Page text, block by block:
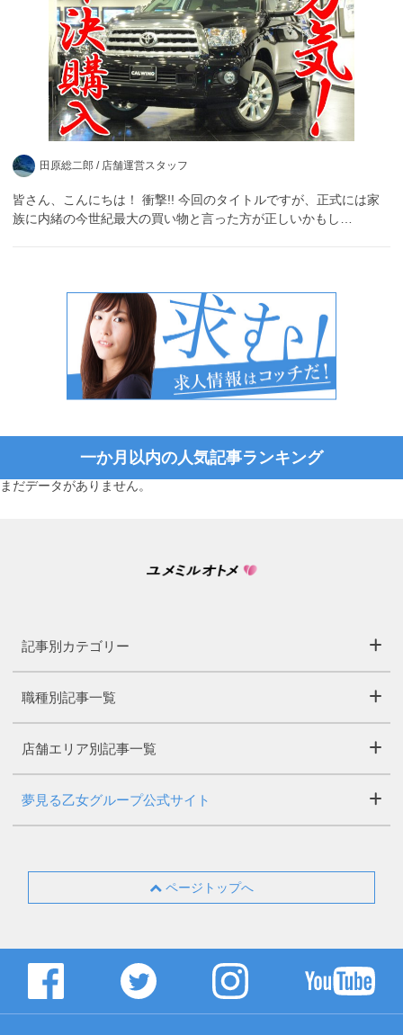
田原総二郎 / 店舗運営スタッフ
皆さん、こんにちは！ 衝撃!! 今回のタイトルですが、正式には家
族に内緒の今世紀最大の買い物と言った方が正しいかもし…
一か月以内の人気記事ランキング
まだデータがありません。
記事別カテゴリー
職種別記事一覧
店舗エリア別記事一覧
夢見る乙女グループ公式サイト
ページトップへ